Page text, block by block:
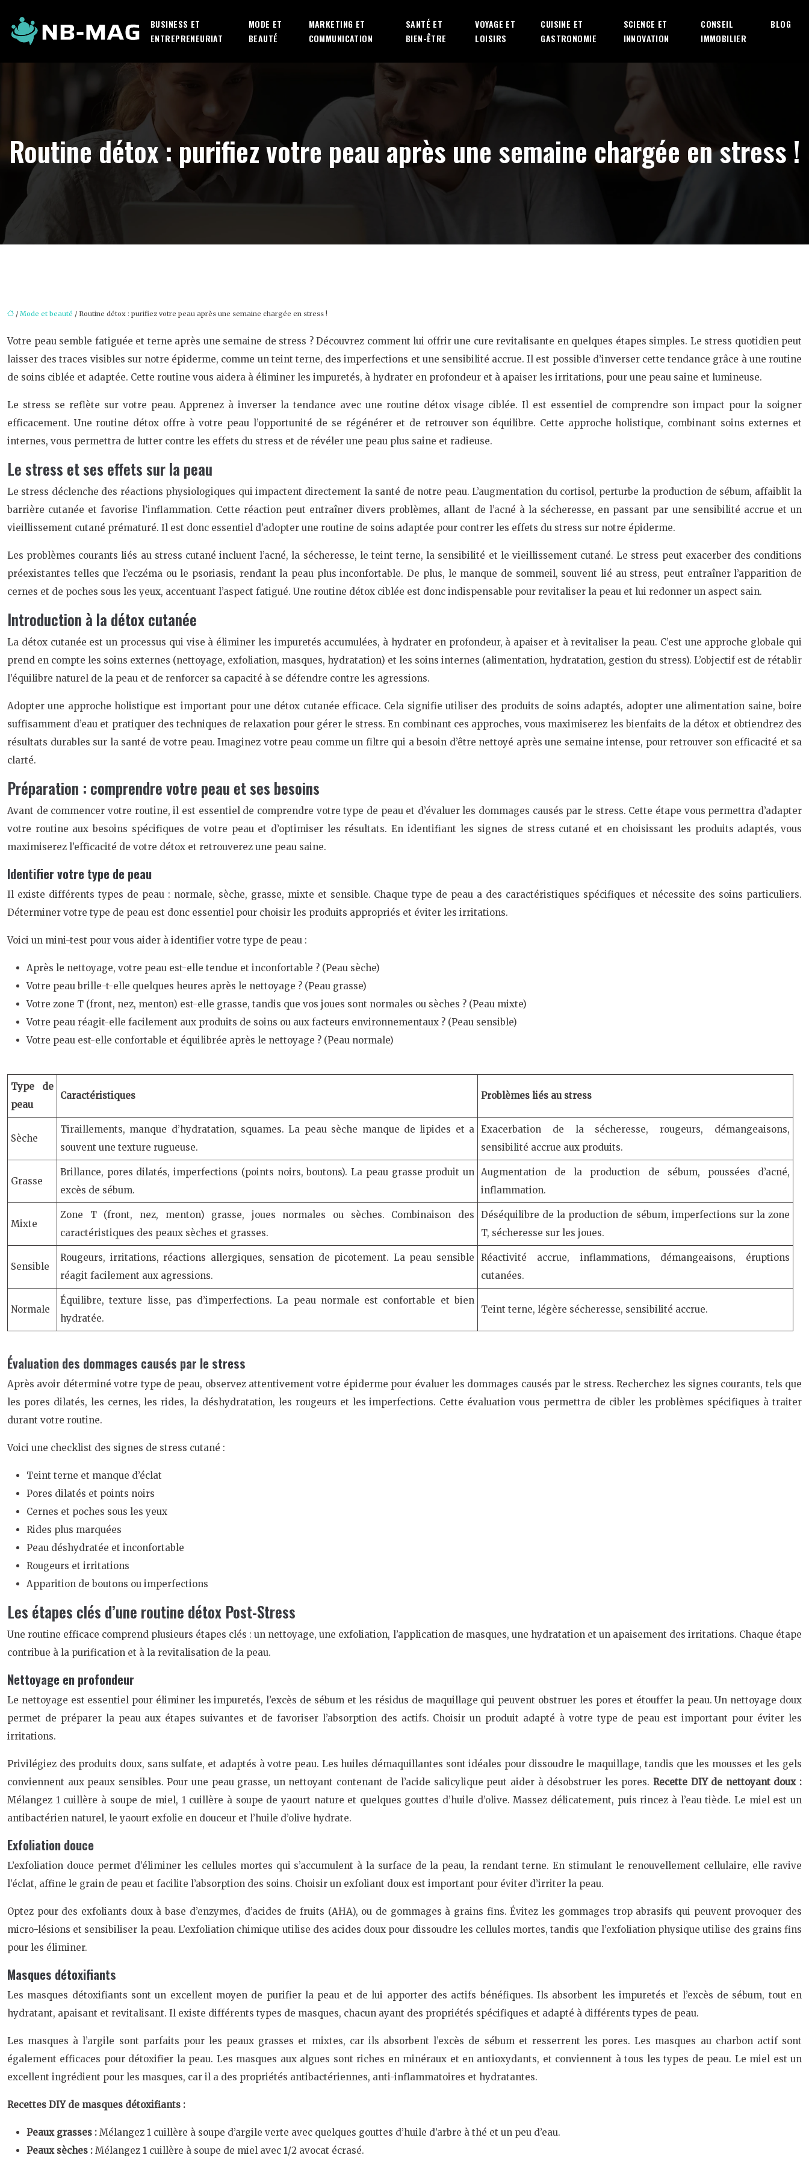
BUSINESS ET
ENTREPRENEURIAT
MODE ET
BEAUTÉ
MARKETING ET
COMMUNICATION
SANTÉ ET
BIEN-ÊTRE
VOYAGE ET
LOISIRS
CUISINE ET
GASTRONOMIE
SCIENCE ET
INNOVATION
CONSEIL
IMMOBILIER
BLOG
Routine détox : purifiez votre peau après une semaine chargée en stress !
/ Mode et beauté / Routine détox : purifiez votre peau après une semaine chargée en stress !
Votre peau semble fatiguée et terne après une semaine de stress ? Découvrez comment lui offrir une cure revitalisante en quelques étapes simples. Le stress quotidien peut
laisser des traces visibles sur notre épiderme, comme un teint terne, des imperfections et une sensibilité accrue. Il est possible d’inverser cette tendance grâce à une routine
de soins ciblée et adaptée. Cette routine vous aidera à éliminer les impuretés, à hydrater en profondeur et à apaiser les irritations, pour une peau saine et lumineuse.
Le stress se reflète sur votre peau. Apprenez à inverser la tendance avec une routine détox visage ciblée. Il est essentiel de comprendre son impact pour la soigner
efficacement. Une routine détox offre à votre peau l’opportunité de se régénérer et de retrouver son équilibre. Cette approche holistique, combinant soins externes et
internes, vous permettra de lutter contre les effets du stress et de révéler une peau plus saine et radieuse.
Le stress et ses effets sur la peau
Le stress déclenche des réactions physiologiques qui impactent directement la santé de notre peau. L’augmentation du cortisol, perturbe la production de sébum, affaiblit la
barrière cutanée et favorise l’inflammation. Cette réaction peut entraîner divers problèmes, allant de l’acné à la sécheresse, en passant par une sensibilité accrue et un
vieillissement cutané prématuré. Il est donc essentiel d’adopter une routine de soins adaptée pour contrer les effets du stress sur notre épiderme.
Les problèmes courants liés au stress cutané incluent l’acné, la sécheresse, le teint terne, la sensibilité et le vieillissement cutané. Le stress peut exacerber des conditions
préexistantes telles que l’eczéma ou le psoriasis, rendant la peau plus inconfortable. De plus, le manque de sommeil, souvent lié au stress, peut entraîner l’apparition de
cernes et de poches sous les yeux, accentuant l’aspect fatigué. Une routine détox ciblée est donc indispensable pour revitaliser la peau et lui redonner un aspect sain.
Introduction à la détox cutanée
La détox cutanée est un processus qui vise à éliminer les impuretés accumulées, à hydrater en profondeur, à apaiser et à revitaliser la peau. C’est une approche globale qui
prend en compte les soins externes (nettoyage, exfoliation, masques, hydratation) et les soins internes (alimentation, hydratation, gestion du stress). L’objectif est de rétablir
l’équilibre naturel de la peau et de renforcer sa capacité à se défendre contre les agressions.
Adopter une approche holistique est important pour une détox cutanée efficace. Cela signifie utiliser des produits de soins adaptés, adopter une alimentation saine, boire
suffisamment d’eau et pratiquer des techniques de relaxation pour gérer le stress. En combinant ces approches, vous maximiserez les bienfaits de la détox et obtiendrez des
résultats durables sur la santé de votre peau. Imaginez votre peau comme un filtre qui a besoin d’être nettoyé après une semaine intense, pour retrouver son efficacité et sa
clarté.
Préparation : comprendre votre peau et ses besoins
Avant de commencer votre routine, il est essentiel de comprendre votre type de peau et d’évaluer les dommages causés par le stress. Cette étape vous permettra d’adapter
votre routine aux besoins spécifiques de votre peau et d’optimiser les résultats. En identifiant les signes de stress cutané et en choisissant les produits adaptés, vous
maximiserez l’efficacité de votre détox et retrouverez une peau saine.
Identifier votre type de peau
Il existe différents types de peau : normale, sèche, grasse, mixte et sensible. Chaque type de peau a des caractéristiques spécifiques et nécessite des soins particuliers.
Déterminer votre type de peau est donc essentiel pour choisir les produits appropriés et éviter les irritations.
Voici un mini-test pour vous aider à identifier votre type de peau :
Après le nettoyage, votre peau est-elle tendue et inconfortable ? (Peau sèche)
Votre peau brille-t-elle quelques heures après le nettoyage ? (Peau grasse)
Votre zone T (front, nez, menton) est-elle grasse, tandis que vos joues sont normales ou sèches ? (Peau mixte)
Votre peau réagit-elle facilement aux produits de soins ou aux facteurs environnementaux ? (Peau sensible)
Votre peau est-elle confortable et équilibrée après le nettoyage ? (Peau normale)
Type de
peau
Caractéristiques Problèmes liés au stress
Sèche
Tiraillements, manque d’hydratation, squames. La peau sèche manque de lipides et a
souvent une texture rugueuse.
Exacerbation de la sécheresse, rougeurs, démangeaisons,
sensibilité accrue aux produits.
Grasse
Brillance, pores dilatés, imperfections (points noirs, boutons). La peau grasse produit un
excès de sébum.
Augmentation de la production de sébum, poussées d’acné,
inflammation.
Mixte
Zone T (front, nez, menton) grasse, joues normales ou sèches. Combinaison des
caractéristiques des peaux sèches et grasses.
Déséquilibre de la production de sébum, imperfections sur la zone
T, sécheresse sur les joues.
Sensible
Rougeurs, irritations, réactions allergiques, sensation de picotement. La peau sensible
réagit facilement aux agressions.
Réactivité accrue, inflammations, démangeaisons, éruptions
cutanées.
Normale
Équilibre, texture lisse, pas d’imperfections. La peau normale est confortable et bien
hydratée.
Teint terne, légère sécheresse, sensibilité accrue.
Évaluation des dommages causés par le stress
Après avoir déterminé votre type de peau, observez attentivement votre épiderme pour évaluer les dommages causés par le stress. Recherchez les signes courants, tels que
les pores dilatés, les cernes, les rides, la déshydratation, les rougeurs et les imperfections. Cette évaluation vous permettra de cibler les problèmes spécifiques à traiter
durant votre routine.
Voici une checklist des signes de stress cutané :
Teint terne et manque d’éclat
Pores dilatés et points noirs
Cernes et poches sous les yeux
Rides plus marquées
Peau déshydratée et inconfortable
Rougeurs et irritations
Apparition de boutons ou imperfections
Les étapes clés d’une routine détox Post-Stress
Une routine efficace comprend plusieurs étapes clés : un nettoyage, une exfoliation, l’application de masques, une hydratation et un apaisement des irritations. Chaque étape
contribue à la purification et à la revitalisation de la peau.
Nettoyage en profondeur
Le nettoyage est essentiel pour éliminer les impuretés, l’excès de sébum et les résidus de maquillage qui peuvent obstruer les pores et étouffer la peau. Un nettoyage doux
permet de préparer la peau aux étapes suivantes et de favoriser l’absorption des actifs. Choisir un produit adapté à votre type de peau est important pour éviter les
irritations.
Privilégiez des produits doux, sans sulfate, et adaptés à votre peau. Les huiles démaquillantes sont idéales pour dissoudre le maquillage, tandis que les mousses et les gels
conviennent aux peaux sensibles. Pour une peau grasse, un nettoyant contenant de l’acide salicylique peut aider à désobstruer les pores. Recette DIY de nettoyant doux :
Mélangez 1 cuillère à soupe de miel, 1 cuillère à soupe de yaourt nature et quelques gouttes d’huile d’olive. Massez délicatement, puis rincez à l’eau tiède. Le miel est un
antibactérien naturel, le yaourt exfolie en douceur et l’huile d’olive hydrate.
Exfoliation douce
L’exfoliation douce permet d’éliminer les cellules mortes qui s’accumulent à la surface de la peau, la rendant terne. En stimulant le renouvellement cellulaire, elle ravive
l’éclat, affine le grain de peau et facilite l’absorption des soins. Choisir un exfoliant doux est important pour éviter d’irriter la peau.
Optez pour des exfoliants doux à base d’enzymes, d’acides de fruits (AHA), ou de gommages à grains fins. Évitez les gommages trop abrasifs qui peuvent provoquer des
micro-lésions et sensibiliser la peau. L’exfoliation chimique utilise des acides doux pour dissoudre les cellules mortes, tandis que l’exfoliation physique utilise des grains fins
pour les éliminer.
Masques détoxifiants
Les masques détoxifiants sont un excellent moyen de purifier la peau et de lui apporter des actifs bénéfiques. Ils absorbent les impuretés et l’excès de sébum, tout en
hydratant, apaisant et revitalisant. Il existe différents types de masques, chacun ayant des propriétés spécifiques et adapté à différents types de peau.
Les masques à l’argile sont parfaits pour les peaux grasses et mixtes, car ils absorbent l’excès de sébum et resserrent les pores. Les masques au charbon actif sont
également efficaces pour détoxifier la peau. Les masques aux algues sont riches en minéraux et en antioxydants, et conviennent à tous les types de peau. Le miel est un
excellent ingrédient pour les masques, car il a des propriétés antibactériennes, anti-inflammatoires et hydratantes.
Recettes DIY de masques détoxifiants :
Peaux grasses : Mélangez 1 cuillère à soupe d’argile verte avec quelques gouttes d’huile d’arbre à thé et un peu d’eau.
Peaux sèches : Mélangez 1 cuillère à soupe de miel avec 1/2 avocat écrasé.